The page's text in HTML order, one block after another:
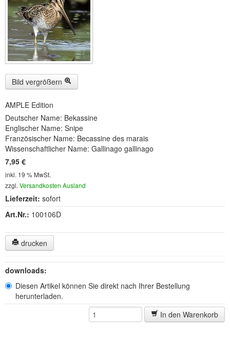
CDs
SOFORT HERUNTERLADEN
CD-ROM-MP3/DVD-ROM-MP3
DVD-Videos(8)
Spezial, Buch
Engl./Franz. Produkte
Themensuche
Soundarchiv
Bild vergrößern
AMPLE Edition
Deutscher Name: Bekassine
Englischer Name: Snipe
Französischer Name: Becassine des marais
Wissenschaftlicher Name: Gallinago gallinago
7,95 €
inkl. 19 % MwSt.
zzgl. Versandkosten Ausland
Lieferzeit: sofort
Art.Nr.: 100106D
drucken
downloads:
Diesen Artikel können Sie direkt nach Ihrer Bestellung
herunterladen.
In den Warenkorb